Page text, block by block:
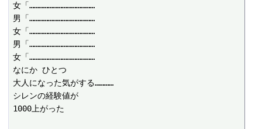
女「……………………………………
男「……………………………………
女「……………………………………
男「……………………………………
女「……………………………………
なにか ひとつ
大人になった気がする…………
シレンの経験値が
1000上がった